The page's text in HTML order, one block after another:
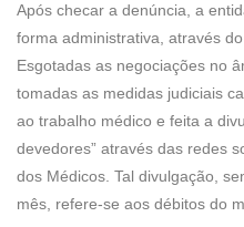
Após checar a denúncia, a
forma administrativa, através
Esgotadas as negociações no
tomadas as medidas judiciais
ao trabalho médico e feita a
devedores” através das redes
dos Médicos. Tal divulgação,
mês, refere-se aos débitos do